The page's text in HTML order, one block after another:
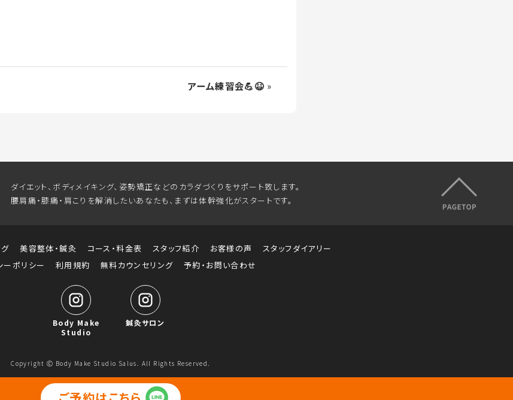
アーム練習会💪😆 »
ダイエット、ボディメイキング、姿勢矯正などのカラダづくりをサポート致します。
腰肩痛・膝痛・肩こりを解消したいあなたも、まずは体幹強化がスタートです。
美容整体・鍼灸 コース・料金表 スタッフ紹介 お客様の声
スタッフダイアリー
ーポリシー
利用規約 無料カウンセリング 予約・お問い合わせ
Body Make
Studio
鍼灸サロン
Copyright Ⓒ Body Make Studio Salus. All Rights Reserved.